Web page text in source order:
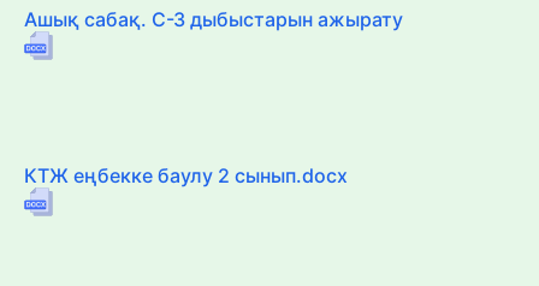
Ашық сабақ. С-З дыбыстарын ажырату
КТЖ еңбекке баулу 2 сынып.docx